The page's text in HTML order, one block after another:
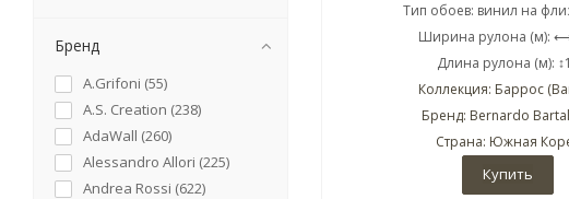
Тип обоев: винил на
Ширина рулона (м):
Длина рулона (м):
Коллекция: Баррос
Бренд: Bernardo
Страна: Южная
Купить
Бренд
A.Grifoni (55)
A.S. Creation (238)
AdaWall (260)
Alessandro Allori (225)
Andrea Rossi (622)